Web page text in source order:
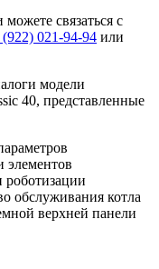
связаться с
021-94-94 или
модели
40, представленные
элементов
роботизации
обслуживания котла
верхней панели